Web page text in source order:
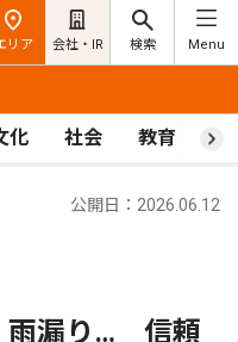
リア 会社・IR 検索 Menu
化 社会 教育 ス
公開日：2026.06.12
雨漏り… 信頼